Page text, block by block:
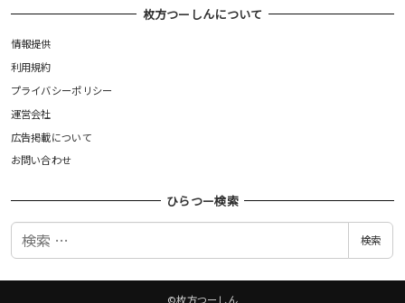
枚方つーしんについて
情報提供
利用規約
プライバシーポリシー
運営会社
広告掲載について
お問い合わせ
ひらつー検索
検
検索
©枚方つーしん